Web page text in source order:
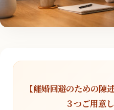
【離婚回避のための陳
３つご用意